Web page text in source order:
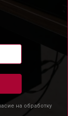
на обработку